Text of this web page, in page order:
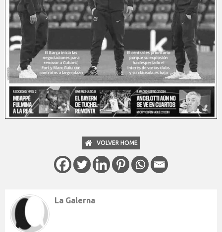
VOLVER HOME
La Galerna